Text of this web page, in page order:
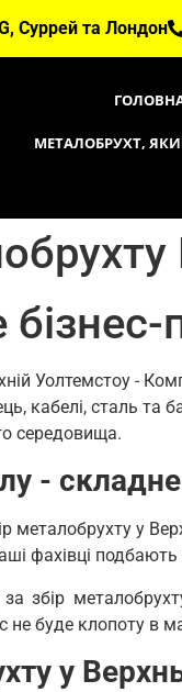
Суррей та Лондон
МЕТАЛОБРУХТ,
Уолтемстоу -
кабелі, сталь
середовища.
-
металобрухту у
фахівці
збір
не буде клопоту в
у